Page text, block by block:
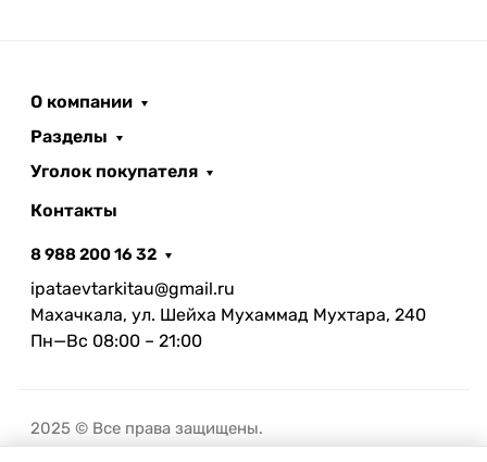
О компании
Разделы
Уголок покупателя
Контакты
8 988 200 16 32
ipataevtarkitau@gmail.ru
Махачкала, ул. Шейха Мухаммад Мухтара, 240
Пн—Вс 08:00 – 21:00
2025 © Все права защищены.